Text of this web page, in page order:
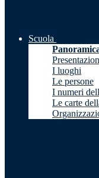
Scuola
I luoghi
Le persone
I numeri
Le carte